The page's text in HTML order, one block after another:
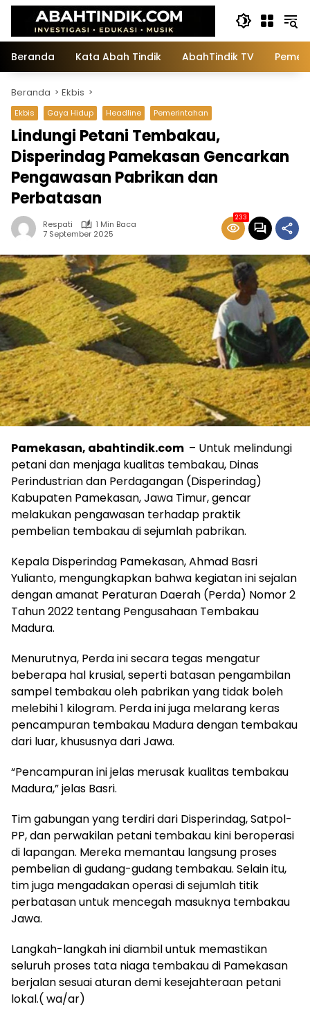
Langsung
konten
Beranda
Kata Abah Tindik AbahTindik TV
Beranda Ekbis
Ekbis Gaya Hidup Headline Pemerintahan
Lindungi Petani Tembakau,
Disperindag Pamekasan Gencarkan
Pengawasan Pabrikan dan
Perbatasan
Respati
1 Min Baca
7 September 2025
233
Pamekasan, abahtindik.com – Untuk melindungi
petani dan menjaga kualitas tembakau, Dinas
Perindustrian dan Perdagangan (Disperindag)
Kabupaten Pamekasan, Jawa Timur, gencar
melakukan pengawasan terhadap praktik
pembelian tembakau di sejumlah pabrikan.
Kepala Disperindag Pamekasan, Ahmad Basri
Yulianto, mengungkapkan bahwa kegiatan ini sejalan
dengan amanat Peraturan Daerah (Perda) Nomor 2
Tahun 2022 tentang Pengusahaan Tembakau
Madura.
Menurutnya, Perda ini secara tegas mengatur
beberapa hal krusial, seperti batasan pengambilan
sampel tembakau oleh pabrikan yang tidak boleh
melebihi 1 kilogram. Perda ini juga melarang keras
pencampuran tembakau Madura dengan tembakau
dari luar, khususnya dari Jawa.
“Pencampuran ini jelas merusak kualitas tembakau
Madura,” jelas Basri.
Tim gabungan yang terdiri dari Disperindag, Satpol-
PP, dan perwakilan petani tembakau kini beroperasi
di lapangan. Mereka memantau langsung proses
pembelian di gudang-gudang tembakau. Selain itu,
tim juga mengadakan operasi di sejumlah titik
perbatasan untuk mencegah masuknya tembakau
Jawa.
Langkah-langkah ini diambil untuk memastikan
seluruh proses tata niaga tembakau di Pamekasan
berjalan sesuai aturan demi kesejahteraan petani
lokal.( wa/ar)